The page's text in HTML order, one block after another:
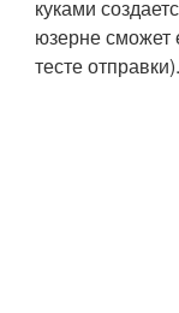
куками
юзерне сможет
тесте отправки).